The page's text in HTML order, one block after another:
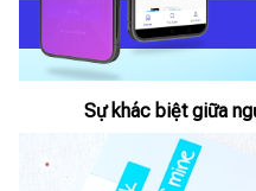
Sự khác biệt giữa